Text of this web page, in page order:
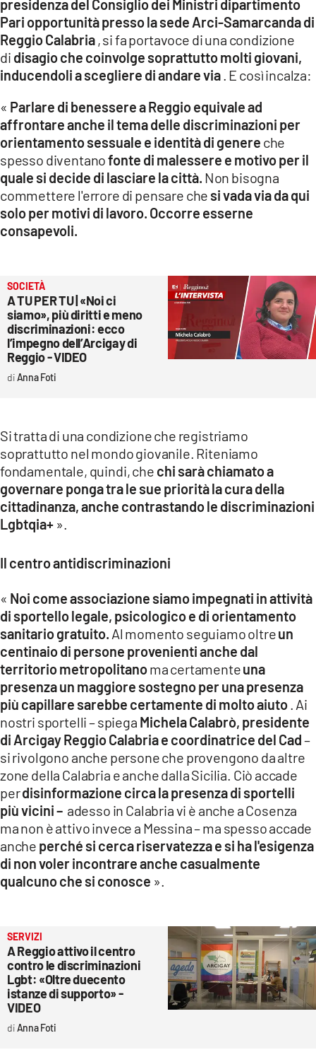
CATANZAROCHANNEL.IT
LACAPITALENEWS.IT
App
ANDROID
APPLE
presidenza del Consiglio dei Ministri dipartimento
Pari opportunità presso la sede Arci-Samarcanda di
Reggio Calabria , si fa portavoce di una condizione
di disagio che coinvolge soprattutto molti giovani,
inducendoli a scegliere di andare via . E così incalza:
« Parlare di benessere a Reggio equivale ad
affrontare anche il tema delle discriminazioni per
orientamento sessuale e identità di genere che
spesso diventanofonte di malessere e motivo per il
quale si decide di lasciare la città. Non bisogna
commettere l'errore di pensare che si vada via da qui
solo per motivi di lavoro. Occorre esserne
consapevoli.
SOCIETÀ
A TU PER TU | «Noi ci
siamo», più diritti e meno
discriminazioni: ecco
l’impegno dell’Arcigay di
Reggio - VIDEO
Anna Foti
Si tratta di una condizione che registriamo
soprattutto nel mondo giovanile. Riteniamo
fondamentale, quindi, che chi sarà chiamato a
governare ponga tra le sue priorità la cura della
cittadinanza, anche contrastando le discriminazioni
Lgbtqia+ ».
Il centro antidiscriminazioni
« Noi come associazione siamo impegnati in attività
di sportello legale, psicologico e di orientamento
sanitario gratuito. Al momento seguiamo oltreun
centinaio di persone provenienti anche dal
territorio metropolitanoma certamenteuna
presenza un maggiore sostegno per una presenza
più capillare sarebbe certamente di molto aiuto . Ai
nostri sportelli – spiega Michela Calabrò, presidente
di Arcigay Reggio Calabria e coordinatrice del Cad–
si rivolgono anche persone che provengono da altre
zone della Calabria e anche dalla Sicilia. Ciò accade
perdisinformazione circa la presenza di sportelli
più vicini – adesso in Calabria vi è anche a Cosenza
ma non è attivo invece a Messina – ma spesso accade
anche perché si cerca riservatezza e si ha l'esigenza
di non voler incontrare anche casualmente
qualcuno che si conosce ».
SERVIZI
A Reggio attivo il centro
contro le discriminazioni
Lgbt: «Oltre duecento
istanze di supporto» -
VIDEO
Anna Foti